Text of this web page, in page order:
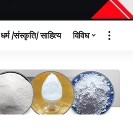
धर्म /संस्कृति/ साहित्य विविध